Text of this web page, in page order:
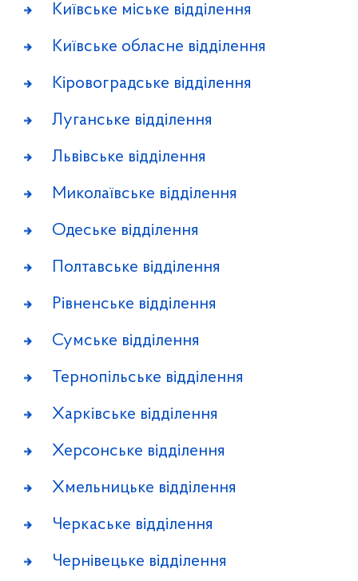
Київське міське відділення
Київське обласне відділення
Кіровоградське відділення
Луганське відділення
Львівське відділення
Миколаївське відділення
Одеське відділення
Полтавське відділення
Рівненське відділення
Сумське відділення
Тернопільське відділення
Харківське відділення
Херсонське відділення
Хмельницьке відділення
Черкаське відділення
Чернівецьке відділення